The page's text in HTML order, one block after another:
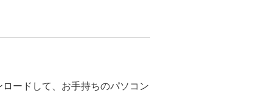
ードして、お手持ちのパソコン